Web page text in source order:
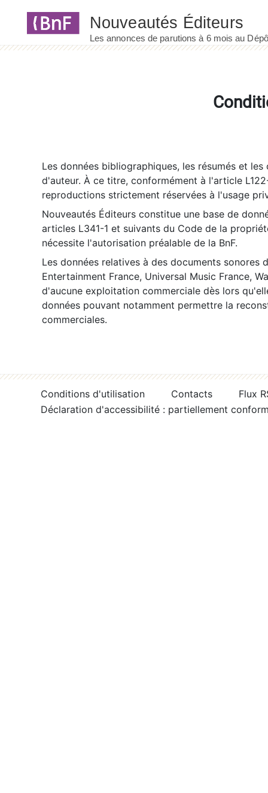
Les données bibliographiques, les résumés et
d'auteur. À ce titre, conformément à l'article
reproductions strictement réservées à l'usage
Nouveautés Éditeurs constitue une base de
articles L341-1 et suivants du Code de la
nécessite l'autorisation préalable de la BnF.
Les données relatives à des documents sonores
Entertainment France, Universal Music France,
d'aucune exploitation commerciale dès lors
données pouvant notamment permettre la
commerciales.
Conditions d'utilisation Contacts
Flux
Déclaration d'accessibilité : partiellement